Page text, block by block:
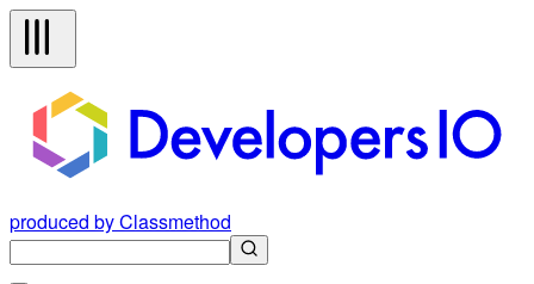
produced by Classmethod